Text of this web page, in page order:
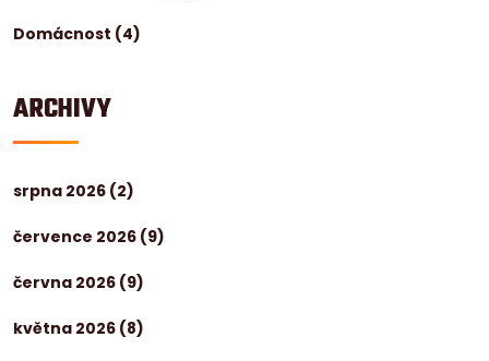
Domácnost (4)
ARCHIVY
srpna 2026 (2)
července 2026 (9)
června 2026 (9)
května 2026 (8)